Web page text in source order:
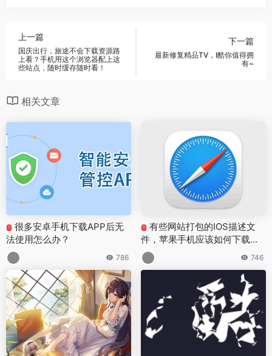
上一篇
国庆出行，旅途不会下载资源路
上看？手机用这个浏览器配上这
些站点，随时缓存随时看！
下一篇
最新修复精品TV，I酷你值得拥
有~
相关文章
T
很多安卓手机下载APP后无
法使用怎么办？
786
T
有些网站打包的IOS描述文
件，苹果手机应该如何下载并
安装使用？
746